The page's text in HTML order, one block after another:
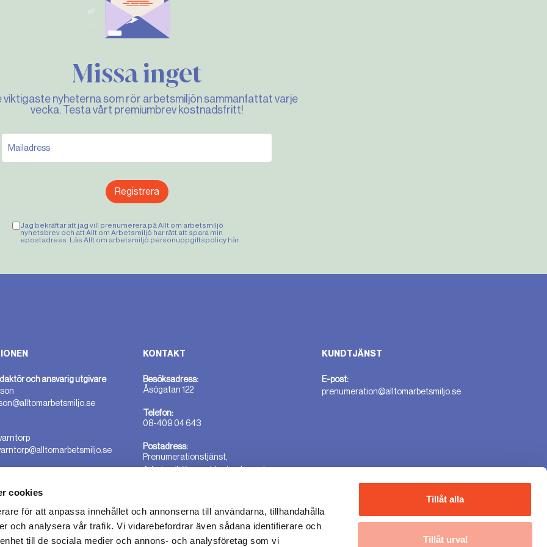
cookies
för att anpassa innehållet och annonserna till användarna, tillhandahålla
och analysera vår trafik. Vi vidarebefordrar även sådana identifierare och
till de sociala medier och annons- och analysföretag som vi
Tillåt alla
Tillåt urval
Missa inget
viktigaste nyheterna som rör arbetsmiljön sammanfattat varje
vecka. Testa vårt premiumbrev kostnadsfritt!
Registrera
Jag bekräftar att jag vill prenumerera på Allt om arbetsmiljö
nyhetsbrev och att Allt om Arbetsmiljö har rätt att spara min
epostadress. Läs Allt om arbetsmiljö personuppgiftspolicy här.
och ansvarig utgivare
KONTAKT
Besöksadress:
Åsögatan 122
Telefon:
08-409 04 643
Postadress:
Prenumerationstjänst,
Arbetsmiljöforum, Hantverkargatan
KUNDTJÄNST
E-post:
prenumeration@alltomarbetsmiljo.se